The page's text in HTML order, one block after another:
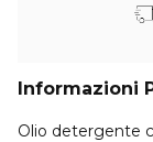
Informazioni
Olio detergente